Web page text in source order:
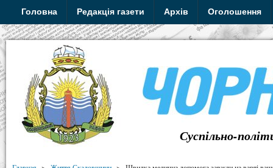
Головна Редакція газети Архів Оголошення
Суспільно-